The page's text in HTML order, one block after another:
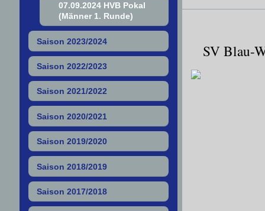
SV Blau-
07.09.2024 HVB Pokal
(Männer 1. Runde)
Saison 2023/2024
Saison 2022/2023
Saison 2021/2022
Saison 2020/2021
Saison 2019/2020
Saison 2018/2019
Saison 2017/2018